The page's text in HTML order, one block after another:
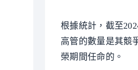
根據統計，截至
高管的數量是其競
榮期間任命的。